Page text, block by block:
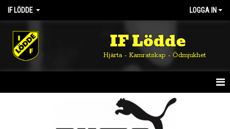
IF LÖDDE LOGGA IN
IF Lödde
Hjärta - Kamratskap - Ödmjukhet